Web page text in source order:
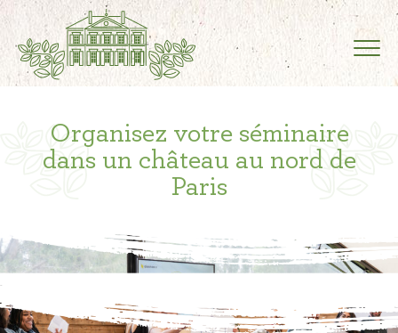
Organisez votre séminaire
dans un château au nord de
Paris